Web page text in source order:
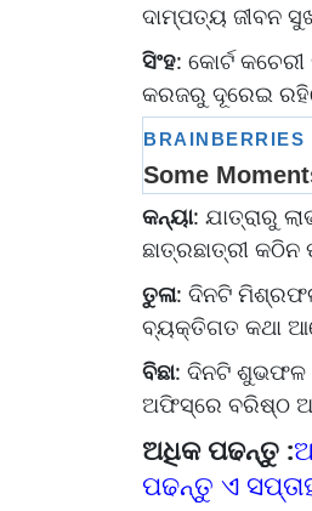
ଦାମ୍ପତ୍ୟ ଜୀବନ
ସିଂହ: କୋର୍ଟ
କରଜରୁ ଦୂରେଇ
କନ୍ୟା: ଯାତ୍ରାରୁ
ଛାତ୍ରଛାତ୍ରୀ
ତୁଳା: ଦିନଟି ମିଶ୍ରଫଳ
ବ୍ୟକ୍ତିଗତ କଥା
ବିଛା: ଦିନଟି ଶୁଭଫଳ
ଅଫିସ୍ରେ ବରିଷ୍ଠ
ଅଧିକ ପଢନ୍ତୁ :
ପଢନ୍ତୁ ଏ